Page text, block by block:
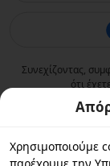
Συνεχίζοντας,
ότι
Χρησιμοποιούμε